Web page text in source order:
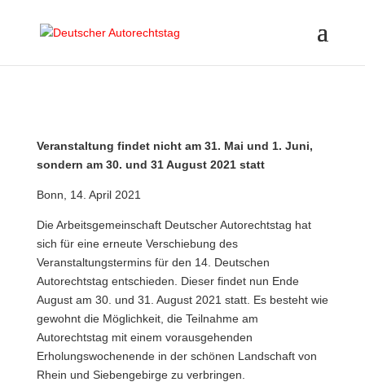
Veranstaltung findet nicht am 31. Mai und 1. Juni,
sondern am 30. und 31 August 2021 statt
Bonn, 14. April 2021
Die Arbeitsgemeinschaft Deutscher Autorechtstag hat
sich für eine erneute Verschiebung des
Veranstaltungstermins für den 14. Deutschen
Autorechtstag entschieden. Dieser findet nun Ende
August am 30. und 31. August 2021 statt. Es besteht wie
gewohnt die Möglichkeit, die Teilnahme am
Autorechtstag mit einem vorausgehenden
Erholungswochenende in der schönen Landschaft von
Rhein und Siebengebirge zu verbringen.